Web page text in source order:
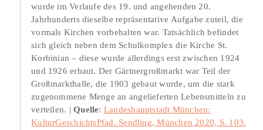
wurde im Verlaufe des 19. und angehenden 20.
Jahrhunderts dieselbe repräsentative Aufgabe zuteil, die
vormals Kirchen vorbehalten war. Tatsächlich befindet
sich gleich neben dem Schulkomplex die Kirche St.
Korbinian – diese wurde allerdings erst zwischen 1924
und 1926 erbaut. Der Gärtnergroßmarkt war Teil der
Großmarkthalle, die 1903 gebaut wurde, um die stark
zugenommene Menge an angelieferten Lebensmitteln zu
verteilen.
Quelle: Landeshauptstadt München:
KulturGeschichtsPfad. Sendling, München 2020, S. 103.